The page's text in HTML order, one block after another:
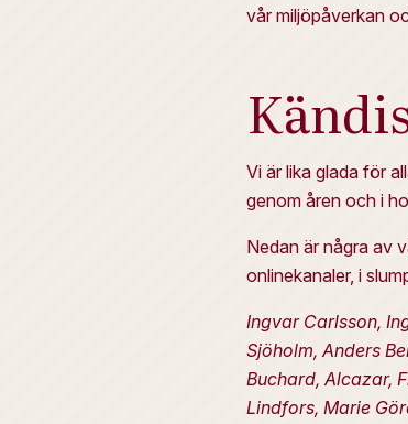
vår miljöpåverkan
Vi är lika glada för
genom åren och i
Nedan är några av
onlinekanaler, i
Ingvar Carlsson,
Sjöholm, Anders
Buchard, Alcazar,
Lindfors, Marie